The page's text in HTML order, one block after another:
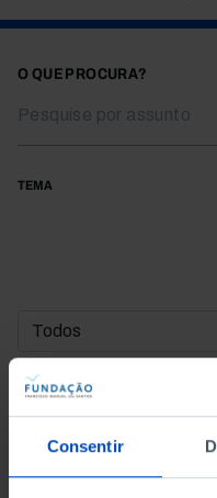
Consentir
O QUE PROCURA?
TEMA
DATA DE INÍCIO
DATA DE FIM